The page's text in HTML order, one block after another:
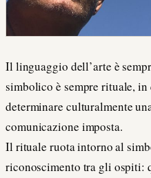
Il linguaggio dell’arte è
simbolico è sempre rituale,
determinare culturalmente
comunicazione imposta.
Il rituale ruota intorno al
riconoscimento tra gli ospiti: